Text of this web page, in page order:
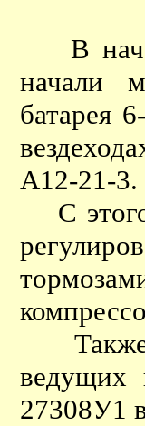
В
начали
батарея
А12-21-3.
С этого
Также
ведущих
27308У1